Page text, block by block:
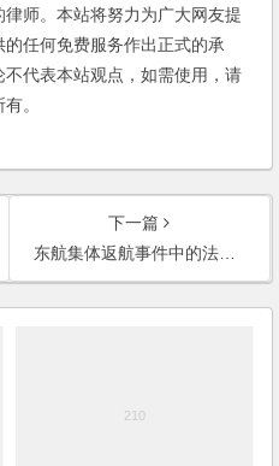
师。本站将努力为广大网友提
任何免费服务作出正式的承
代表本站观点，如需使用，请
。
下一篇
东航集体返航事件中的法律责任(《财富人物》2008)